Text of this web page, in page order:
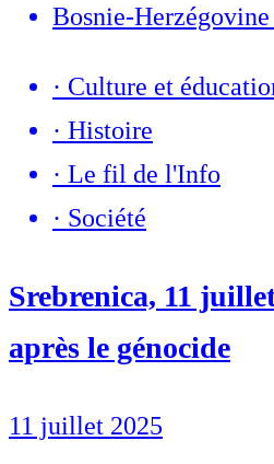
Bosnie-Herzégovine
· Culture et
· Histoire
· Le fil de l'Info
· Société
Srebrenica, 11
après le génocide
11 juillet 2025